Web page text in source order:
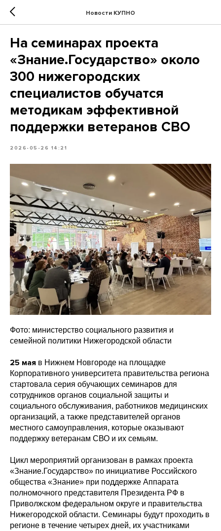
Новости КУПНО
На семинарах проекта
«Знание.Государство» около
300 нижегородских
специалистов обучатся
методикам эффективной
поддержки ветеранов СВО
2026-05-26 14:21
Фото: министерство социального развития и
семейной политики Нижегородской области
25 мая в Нижнем Новгороде на площадке
Корпоративного университета правительства региона
стартовала серия обучающих семинаров для
сотрудников органов социальной защиты и
социального обслуживания, работников медицинских
организаций, а также представителей органов
местного самоуправления, которые оказывают
поддержку ветеранам СВО и их семьям.
Цикл мероприятий организован в рамках проекта
«Знание.Государство» по инициативе Российского
общества «Знание» при поддержке Аппарата
полномочного представителя Президента РФ в
Приволжском федеральном округе и правительства
Нижегородской области. Семинары будут проходить в
регионе в течение четырех дней, их участниками